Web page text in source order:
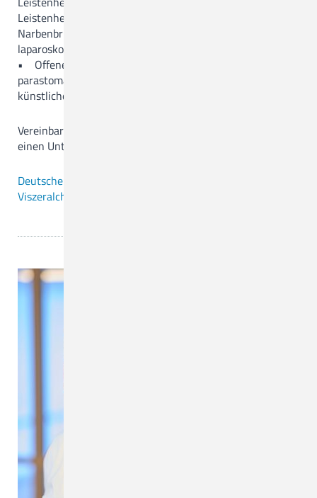
Leistenherniotomie – TEP, laparoskopische Nabel- und
Narbenbruchoperation – Schlüssellochtechnik – IPOM,
laparoskopischer Versorgung von Zwerchfellhernie)
• Offene- und laparoskopische Versorgung von
parastomalen Hernien (Bruch im Bereich eines
künstlichen Darmausganges) mit Netz
Vereinbaren Sie ein persönliches Beratungsgespräch, bzw.
einen Untersuchungstermin.
Deutsche Gesellschaft für Allgemein- und
Viszeralchirurgie